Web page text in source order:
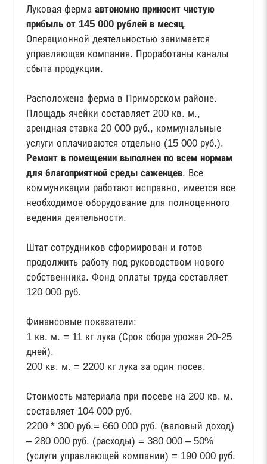
Луковая ферма автономно приносит чистую
прибыль от 145 000 рублей в месяц.
Операционной деятельностью занимается
управляющая компания. Проработаны каналы
сбыта продукции.
Расположена ферма в Приморском районе.
Площадь ячейки составляет 200 кв. м.,
арендная ставка 20 000 руб., коммунальные
услуги оплачиваются отдельно (15 000 руб.).
Ремонт в помещении выполнен по всем нормам
для благоприятной среды саженцев. Все
коммуникации работают исправно, имеется все
необходимое оборудование для полноценного
ведения деятельности.
Штат сотрудников сформирован и готов
продолжить работу под руководством нового
собственника. Фонд оплаты труда составляет
120 000 руб.
Финансовые показатели:
1 кв. м. = 11 кг лука (Срок сбора урожая 20-25
дней).
200 кв. м. = 2200 кг лука за один посев.
Стоимость материала при посеве на 200 кв. м.
составляет 104 000 руб.
2200 * 300 руб.= 660 000 руб. (валовый доход)
– 280 000 руб. (расходы) = 380 000 – 50%
(услуги управляющей компании) = 190 000 руб.